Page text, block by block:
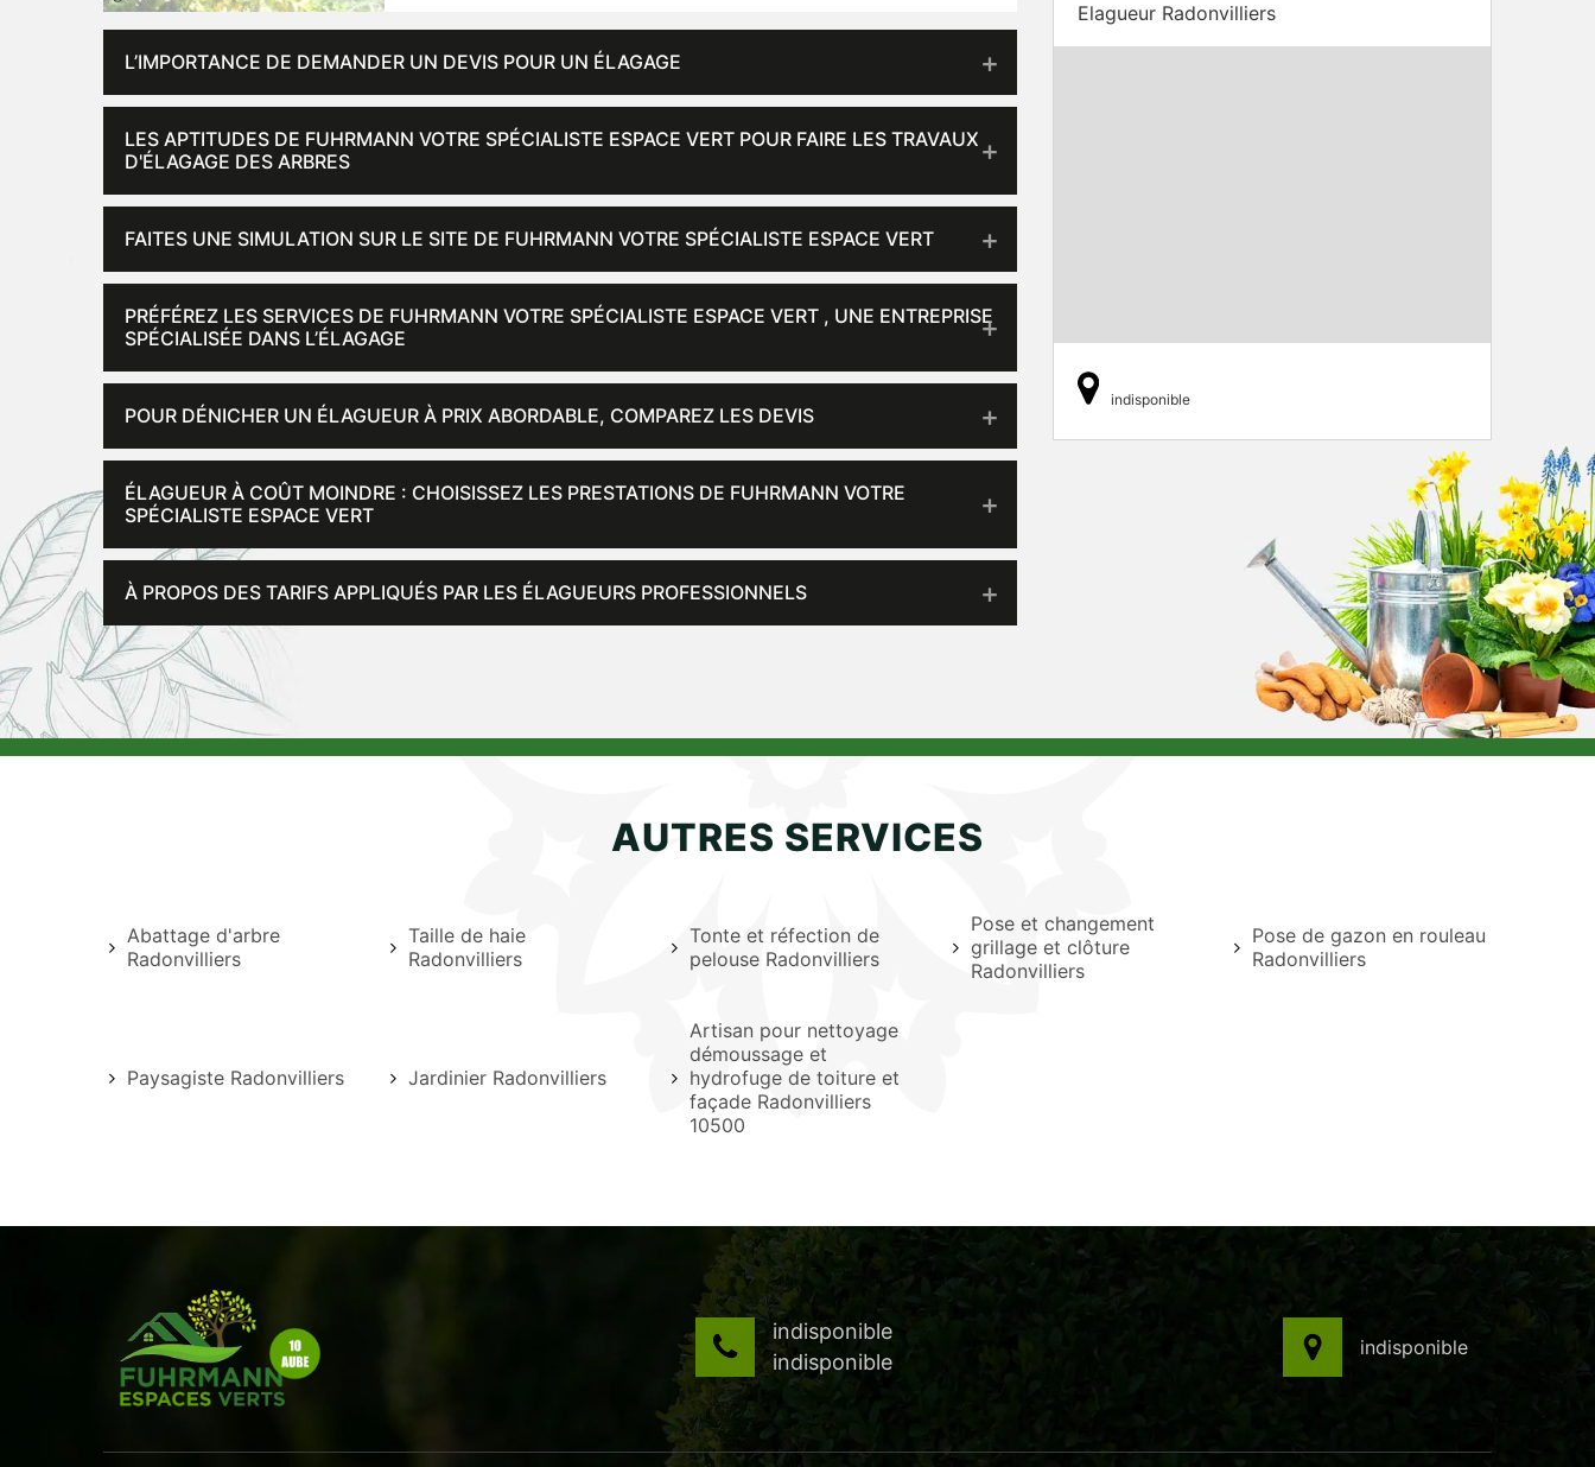
L’IMPORTANCE DE DEMANDER UN DEVIS POUR UN ÉLAGAGE
LES APTITUDES DE FUHRMANN VOTRE SPÉCIALISTE ESPACE VERT POUR FAIRE LES TRAVAUX
D'ÉLAGAGE DES ARBRES
FAITES UNE SIMULATION SUR LE SITE DE FUHRMANN VOTRE SPÉCIALISTE ESPACE VERT
PRÉFÉREZ LES SERVICES DE FUHRMANN VOTRE SPÉCIALISTE ESPACE VERT , UNE ENTREPRISE
SPÉCIALISÉE DANS L’ÉLAGAGE
POUR DÉNICHER UN ÉLAGUEUR À PRIX ABORDABLE, COMPAREZ LES DEVIS
ÉLAGUEUR À COÛT MOINDRE : CHOISISSEZ LES PRESTATIONS DE FUHRMANN VOTRE
SPÉCIALISTE ESPACE VERT
À PROPOS DES TARIFS APPLIQUÉS PAR LES ÉLAGUEURS PROFESSIONNELS
Elagueur Radonvilliers
indisponible
AUTRES SERVICES
Abattage d'arbre
Radonvilliers
Taille de haie
Radonvilliers
Tonte et réfection de
pelouse Radonvilliers
Pose et changement
grillage et clôture
Radonvilliers
Pose de gazon en rouleau
Radonvilliers
Paysagiste Radonvilliers Jardinier Radonvilliers
Artisan pour nettoyage
démoussage et
hydrofuge de toiture et
façade Radonvilliers
10500
indisponible
indisponible
indisponible